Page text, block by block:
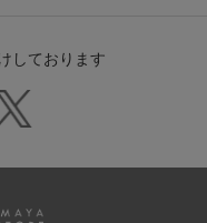
しております